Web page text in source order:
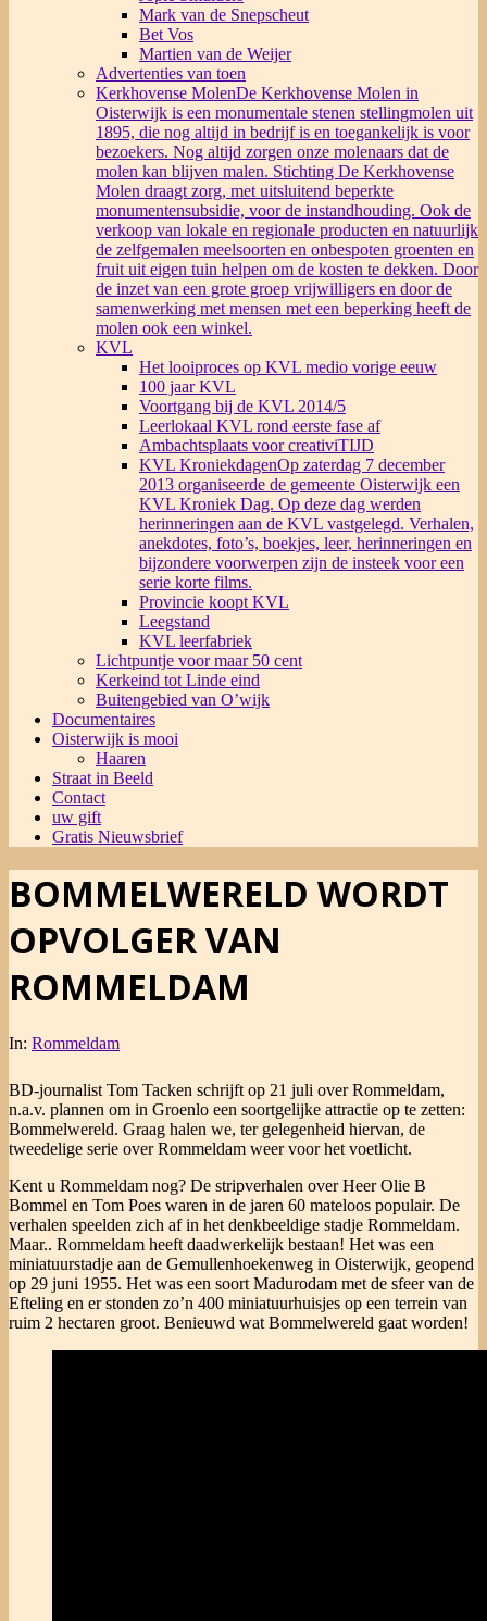
Mark van de Snepscheut
Bet Vos
Martien van de Weijer
Advertenties van toen
Kerkhovense MolenDe Kerkhovense Molen in
Oisterwijk is een monumentale stenen stellingmolen uit
1895, die nog altijd in bedrijf is en toegankelijk is voor
bezoekers. Nog altijd zorgen onze molenaars dat de
molen kan blijven malen. Stichting De Kerkhovense
Molen draagt zorg, met uitsluitend beperkte
monumentensubsidie, voor de instandhouding. Ook de
verkoop van lokale en regionale producten en natuurlijk
de zelfgemalen meelsoorten en onbespoten groenten en
fruit uit eigen tuin helpen om de kosten te dekken. Door
de inzet van een grote groep vrijwilligers en door de
samenwerking met mensen met een beperking heeft de
molen ook een winkel.
KVL
Het looiproces op KVL medio vorige eeuw
100 jaar KVL
Voortgang bij de KVL 2014/5
Leerlokaal KVL rond eerste fase af
Ambachtsplaats voor creativiTIJD
KVL KroniekdagenOp zaterdag 7 december
2013 organiseerde de gemeente Oisterwijk een
KVL Kroniek Dag. Op deze dag werden
herinneringen aan de KVL vastgelegd. Verhalen,
anekdotes, foto’s, boekjes, leer, herinneringen en
bijzondere voorwerpen zijn de insteek voor een
serie korte films.
Provincie koopt KVL
Leegstand
KVL leerfabriek
Lichtpuntje voor maar 50 cent
Kerkeind tot Linde eind
Buitengebied van O’wijk
Documentaires
Oisterwijk is mooi
Haaren
Straat in Beeld
Contact
uw gift
Gratis Nieuwsbrief
BOMMELWERELD WORDT
OPVOLGER VAN
ROMMELDAM
In: Rommeldam
BD-journalist Tom Tacken schrijft op 21 juli over Rommeldam,
n.a.v. plannen om in Groenlo een soortgelijke attractie op te zetten:
Bommelwereld. Graag halen we, ter gelegenheid hiervan, de
tweedelige serie over Rommeldam weer voor het voetlicht.
Kent u Rommeldam nog? De stripverhalen over Heer Olie B
Bommel en Tom Poes waren in de jaren 60 mateloos populair. De
verhalen speelden zich af in het denkbeeldige stadje Rommeldam.
Maar.. Rommeldam heeft daadwerkelijk bestaan! Het was een
miniatuurstadje aan de Gemullenhoekenweg in Oisterwijk, geopend
op 29 juni 1955. Het was een soort Madurodam met de sfeer van de
Efteling en er stonden zo’n 400 miniatuurhuisjes op een terrein van
ruim 2 hectaren groot. Benieuwd wat Bommelwereld gaat worden!